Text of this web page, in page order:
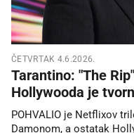
ČETVRTAK 4.6.2026.
Tarantino: "The
Hollywooda je
POHVALIO je Netflixov
Damonom, a ostatak